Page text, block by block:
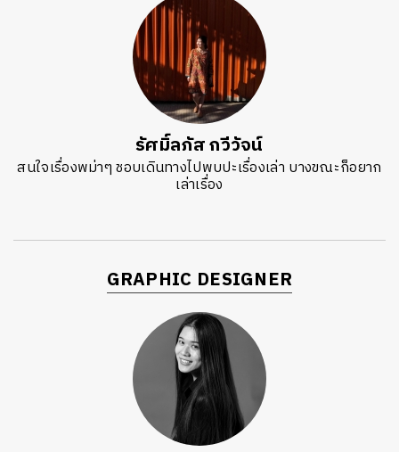
รัศมิ์ลภัส กวีวัจน์
สนใจเรื่องพม่าๆ ชอบเดินทางไปพบปะเรื่องเล่า บางขณะก็อยาก
เล่าเรื่อง
GRAPHIC DESIGNER